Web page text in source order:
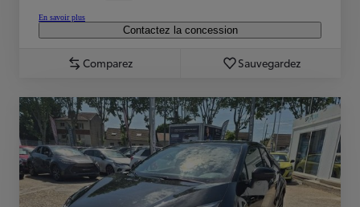
En savoir plus
Contactez la concession
Comparez Sauvegardez